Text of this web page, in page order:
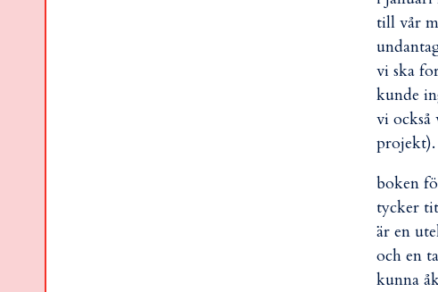
till vår
vi ska
kunde
vi
projekt).
boken
tycker
är en
och en
kunna